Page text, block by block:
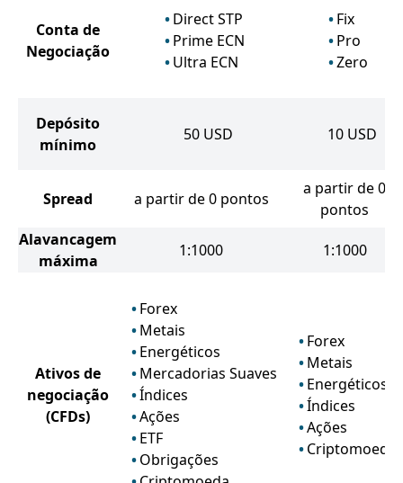
Conta de
Negociação
Direct STP
Prime ECN
Ultra ECN
Fix
Pro
Zero
Depósito
mínimo
50 USD 10 USD
Spread a partir de 0 pontos
a partir de 0
pontos
Alavancagem
máxima
1:1000 1:1000
Ativos de
negociação
(CFDs)
Forex
Metais
Energéticos
Mercadorias Suaves
Índices
Ações
ETF
Obrigações
Forex
Metais
Energéticos
Índices
Ações
Criptomoeda